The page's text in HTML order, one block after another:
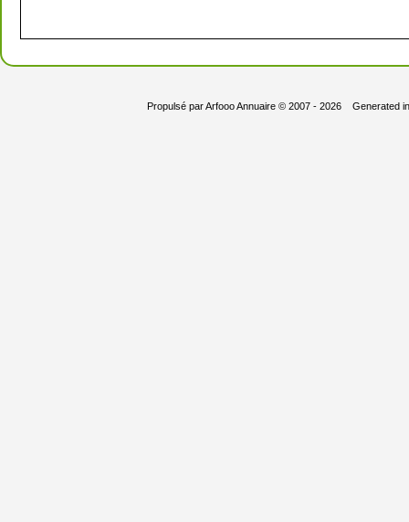
Propulsé parArfooo Annuaire© 2007 - 2026 Generated